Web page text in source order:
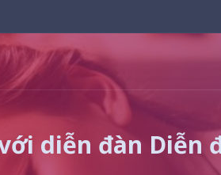
diễn đàn Diễn